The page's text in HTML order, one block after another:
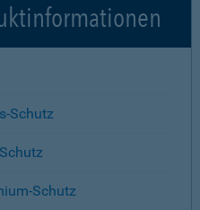
Schutz
Schutz